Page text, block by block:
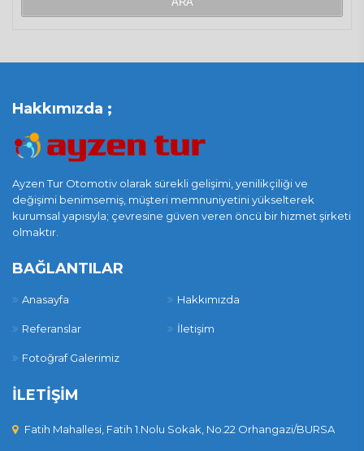
Hakkımızda ;
Ayzen Tur Otomotiv olarak sürekli gelişimi, yenilikçiliği ve
değişimi benimsemiş, müşteri memnuniyetini yükselterek
kurumsal yapısıyla; çevresine güven veren öncü bir hizmet şirketi
olmaktır.
BAĞLANTILAR
Anasayfa Hakkımızda
Referanslar İletişim
Fotoğraf Galerimiz
İLETİŞİM
Fatih Mahallesi, Fatih 1.Nolu Sokak, No.22 Orhangazi/BURSA